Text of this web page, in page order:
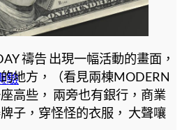
驗
禱告 出現一幅活動的畫面，
地方，（看見兩棟MODERN
高些， 兩旁也有銀行，商業
子，穿怪怪的衣服， 大聲嚷